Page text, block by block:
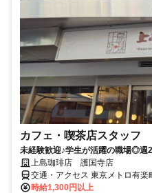
カフェ・喫茶店スタッフ
未経験歓迎♪学生が活躍の職場◎週
上島珈琲店 護国寺店
交通・アクセス 東京メトロ有
時給1,300円以上